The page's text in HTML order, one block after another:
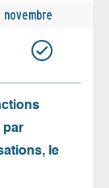
novembre
par
le